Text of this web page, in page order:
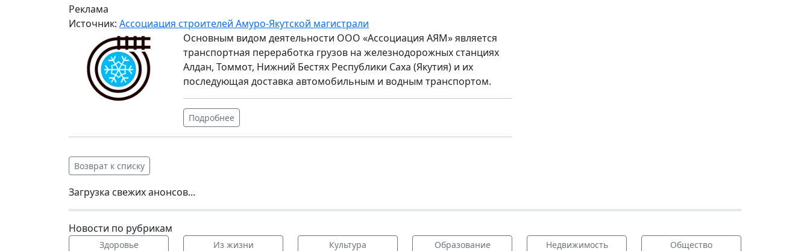
Реклама
Источник: Ассоциация строителей Амуро-Якутской магистрали
Основным видом деятельности ООО «Ассоциация АЯМ» является
транспортная переработка грузов на железнодорожных станциях
Алдан, Томмот, Нижний Бестях Республики Саха (Якутия) и их
последующая доставка автомобильным и водным транспортом.
Подробнее
Возврат к списку
Загрузка свежих анонсов...
Новости по рубрикам
Здоровье Из жизни Культура Образование Недвижимость Общество